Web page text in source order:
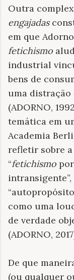
Outra
engajadas
em que
fetichismo
industrial
bens de
uma distração
(ADORNO,
temática em
Academia
refletir sobre a
“fetichismo
como uma
de verdade
(ADORNO,
De que
(ou qualquer